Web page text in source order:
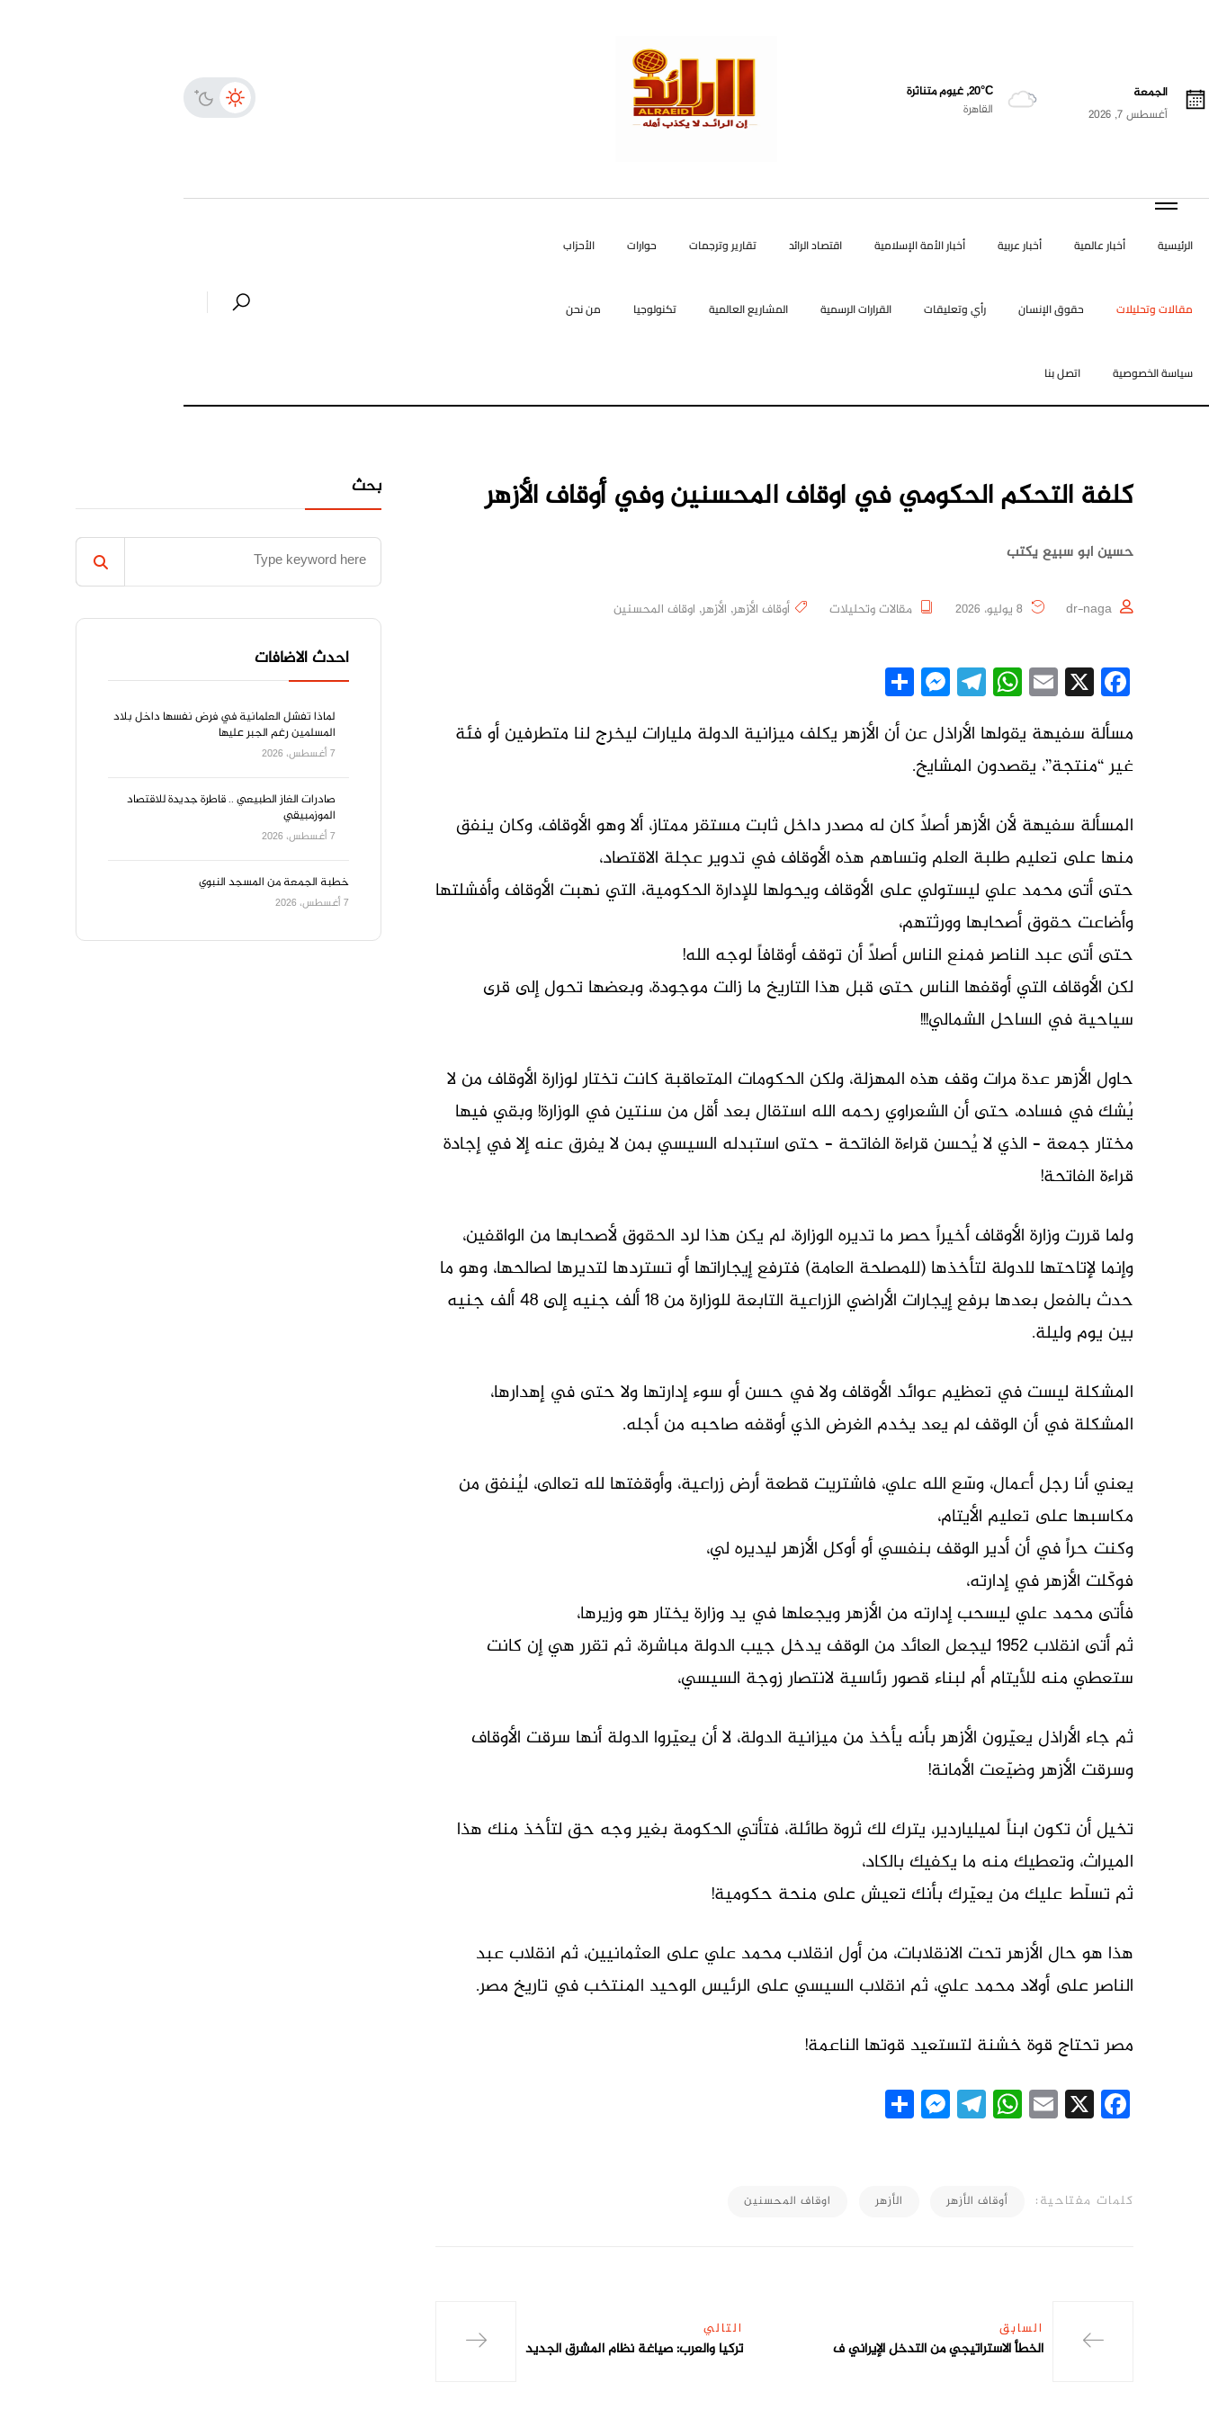
الجمعة
أغسطس 7, 2026
20°C, غيوم متناثرة
القاهرة
الرئيسية أخبار عالمية أخبار عربية أخبار الأمة الإسلامية اقتصاد الرائد تقارير وترجمات حوارات الأحزاب
مقالات وتحليلات حقوق الإنسان رأي وتعليقات القرارات الرسمية المشاريع العالمية تكنولوجيا من نحن
سياسة الخصوصية اتصل بنا
كلفة التحكم الحكومي في اوقاف المحسنين وفي أوقاف الأزهر
حسين ابو سبيع يكتب
dr-naga مقالات وتحليلات أوقاف الأزهر, الأزهر, اوقاف المحسنين
Facebook
X
Email
WhatsApp
Telegram
Messenger
مسألة سفيهة يقولها الأراذل عن أن الأزهر يكلف ميزانية الدولة مليارات ليخرج لنا متطرفين أو فئة
غير “منتجة”، يقصدون المشايخ.
المسألة سفيهة لأن الأزهر أصلاً كان له مصدر داخل ثابت مستقر ممتاز، ألا وهو الأوقاف، وكان ينفق
منها على تعليم طلبة العلم وتساهم هذه الأوقاف في تدوير عجلة الاقتصاد،
حتى أتى محمد علي ليستولي على الأوقاف ويحولها للإدارة الحكومية، التي نهبت الأوقاف وأفشلتها
وأضاعت حقوق أصحابها وورثتهم،
حتى أتى عبد الناصر فمنع الناس أصلاً أن توقف أوقافاً لوجه الله!
لكن الأوقاف التي أوقفها الناس حتى قبل هذا التاريخ ما زالت موجودة، وبعضها تحول إلى قرى
سياحية في الساحل الشمالي!!!
حاول الأزهر عدة مرات وقف هذه المهزلة، ولكن الحكومات المتعاقبة كانت تختار لوزارة الأوقاف من لا
يُشك في فساده، حتى أن الشعراوي رحمه الله استقال بعد أقل من سنتين في الوزارة! وبقي فيها
مختار جمعة – الذي لا يُحسن قراءة الفاتحة – حتى استبدله السيسي بمن لا يفرق عنه إلا في إجادة
قراءة الفاتحة!
ولما قررت وزارة الأوقاف أخيراً حصر ما تديره الوزارة، لم يكن هذا لرد الحقوق لأصحابها من الواقفين،
وإنما لإتاحتها للدولة لتأخذها (للمصلحة العامة) فترفع إيجاراتها أو تستردها لتديرها لصالحها، وهو ما
حدث بالفعل بعدها برفع إيجارات الأراضي الزراعية التابعة للوزارة من ١٨ ألف جنيه إلى ٤٨ ألف جنيه
بين يوم وليلة.
المشكلة ليست في تعظيم عوائد الأوقاف ولا في حسن أو سوء إدارتها ولا حتى في إهدارها،
المشكلة في أن الوقف لم يعد يخدم الغرض الذي أوقفه صاحبه من أجله.
يعني أنا رجل أعمال، وسّع الله علي، فاشتريت قطعة أرض زراعية، وأوقفتها لله تعالى، ليُنفق من
مكاسبها على تعليم الأيتام،
وكنت حراً في أن أدير الوقف بنفسي أو أوكل الأزهر ليديره لي،
فوكّلت الأزهر في إدارته،
فأتى محمد علي ليسحب إدارته من الأزهر ويجعلها في يد وزارة يختار هو وزيرها،
ثم أتى انقلاب ١٩٥٢ ليجعل العائد من الوقف يدخل جيب الدولة مباشرة، ثم تقرر هي إن كانت
ستعطي منه للأيتام أم لبناء قصور رئاسية لانتصار زوجة السيسي،
ثم جاء الأراذل يعيّرون الأزهر بأنه يأخذ من ميزانية الدولة، لا أن يعيّروا الدولة أنها سرقت الأوقاف
وسرقت الأزهر وضيّعت الأمانة!
تخيل أن تكون ابناً لميلياردير، يترك لك ثروة طائلة، فتأتي الحكومة بغير وجه حق لتأخذ منك هذا
الميراث، وتعطيك منه ما يكفيك بالكاد،
ثم تسلّط عليك من يعيّرك بأنك تعيش على منحة حكومية!
هذا هو حال الأزهر تحت الانقلابات، من أول انقلاب محمد علي على العثمانيين، ثم انقلاب عبد
الناصر على أولاد محمد علي، ثم انقلاب السيسي على الرئيس الوحيد المنتخب في تاريخ مصر.
مصر تحتاج قوة خشنة لتستعيد قوتها الناعمة!
Facebook
X
Email
WhatsApp
Telegram
Messenger
كلمات مفتاحية: أوقاف الأزهر الأزهر اوقاف المحسنين
السابق
الخطأ الاستراتيجي من التدخل الإيراني ف
التالي
تركيا والعرب: صياغة نظام المشرق الجديد
بحث
احدث الاضافات
لماذا تفشل العلمانية في فرض نفسها داخل بلاد
المسلمين رغم الجبر عليها
7 أغسطس، 2026
صادرات الغاز الطبيعي .. قاطرة جديدة للاقتصاد
الموزمبيقي
7 أغسطس، 2026
خطبة الجمعة من المسجد النبوي
7 أغسطس، 2026